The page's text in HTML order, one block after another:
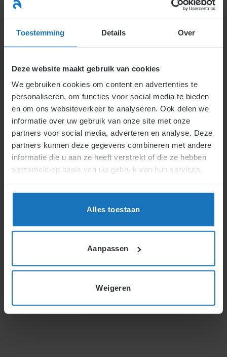
Toestemming Details Over
Deze website maakt gebruik van cookies
We gebruiken cookies om content en advertenties te
personaliseren, om functies voor social media te bieden
en om ons websiteverkeer te analyseren. Ook delen we
informatie over uw gebruik van onze site met onze
partners voor social media, adverteren en analyse. Deze
partners kunnen deze gegevens combineren met andere
informatie die u aan ze heeft verstrekt of die ze hebben
verzameld op basis van uw gebruik van hun services.
Alles toestaan
Aanpassen
Weigeren
naar
inhoud
H5. H5.3. Actueel
5.3. Arbeidstijden
Collectieve arbeidstijdenregeling
5.3.3.Werk door kinderen en jeugdigen
Vaststellen werktijden binnen de standaard
of collectieve regeling
Niet in acht nemen van de arbeids- en
rusttijden